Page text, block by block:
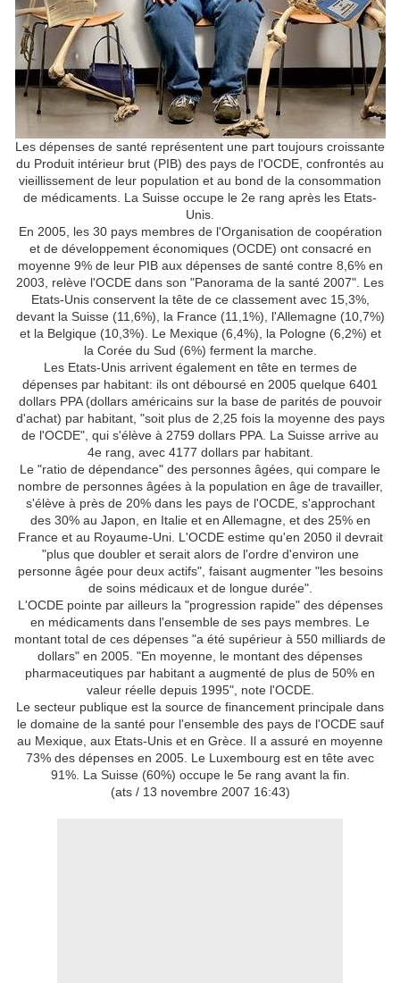
Les dépenses de santé représentent une part toujours croissante
du Produit intérieur brut (PIB) des pays de l'OCDE, confrontés au
vieillissement de leur population et au bond de la consommation
de médicaments. La Suisse occupe le 2e rang après les Etats-
Unis.
En 2005, les 30 pays membres de l'Organisation de coopération
et de développement économiques (OCDE) ont consacré en
moyenne 9% de leur PIB aux dépenses de santé contre 8,6% en
2003, relève l'OCDE dans son "Panorama de la santé 2007". Les
Etats-Unis conservent la tête de ce classement avec 15,3%,
devant la Suisse (11,6%), la France (11,1%), l'Allemagne (10,7%)
et la Belgique (10,3%). Le Mexique (6,4%), la Pologne (6,2%) et
la Corée du Sud (6%) ferment la marche.
Les Etats-Unis arrivent également en tête en termes de
dépenses par habitant: ils ont déboursé en 2005 quelque 6401
dollars PPA (dollars américains sur la base de parités de pouvoir
d'achat) par habitant, "soit plus de 2,25 fois la moyenne des pays
de l'OCDE", qui s'élève à 2759 dollars PPA. La Suisse arrive au
4e rang, avec 4177 dollars par habitant.
Le "ratio de dépendance" des personnes âgées, qui compare le
nombre de personnes âgées à la population en âge de travailler,
s'élève à près de 20% dans les pays de l'OCDE, s'approchant
des 30% au Japon, en Italie et en Allemagne, et des 25% en
France et au Royaume-Uni. L'OCDE estime qu'en 2050 il devrait
"plus que doubler et serait alors de l'ordre d'environ une
personne âgée pour deux actifs", faisant augmenter "les besoins
de soins médicaux et de longue durée".
L'OCDE pointe par ailleurs la "progression rapide" des dépenses
en médicaments dans l'ensemble de ses pays membres. Le
montant total de ces dépenses "a été supérieur à 550 milliards de
dollars" en 2005. "En moyenne, le montant des dépenses
pharmaceutiques par habitant a augmenté de plus de 50% en
valeur réelle depuis 1995", note l'OCDE.
Le secteur publique est la source de financement principale dans
le domaine de la santé pour l'ensemble des pays de l'OCDE sauf
au Mexique, aux Etats-Unis et en Grèce. Il a assuré en moyenne
73% des dépenses en 2005. Le Luxembourg est en tête avec
91%. La Suisse (60%) occupe le 5e rang avant la fin.
(ats / 13 novembre 2007 16:43)